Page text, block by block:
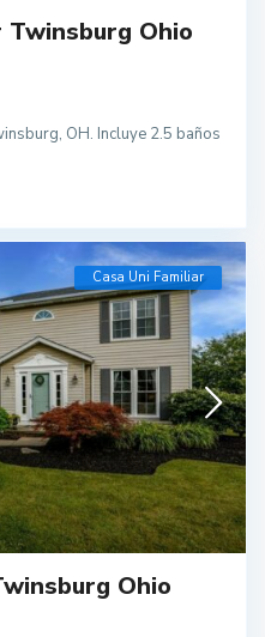
Ohio
OH. Incluye 2.5 baños
Casa Uni Familiar
Ohio